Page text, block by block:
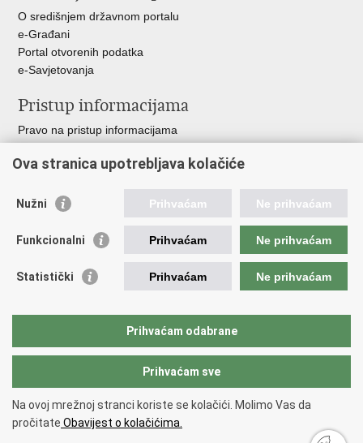
O središnjem državnom portalu
e-Građani
Portal otvorenih podatka
e-Savjetovanja
Pristup informacijama
Pravo na pristup informacijama
Pozivi za žurnu pomoć
Važne poveznice
Vlada RH
Muzej hrvatskog vatrogastva
The Federation of EUropean Fire Officers FEU
Intranet (samo za službenike HVZ)
Copyright © 2026 Hrvatska vatrogasna zajednica.
o pristupačnosti
Ova stranica upotrebljava kolačiće
Nužni Prihvaćam Ne prihvaćam
Funkcionalni Prihvaćam Ne prihvaćam
Statistički Prihvaćam Ne prihvaćam
Prihvaćam odabrane
Prihvaćam sve
Na ovoj mrežnoj stranci koriste se kolačići. Molimo Vas da
pročitate Obavijest o kolačićima.